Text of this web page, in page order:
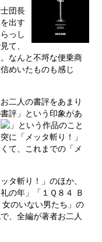
団長
出す
っし
て、
なんと不埒な便乗商
めいたものも感じ
二人の書評をあまり
評」という印象があ
」という作品のこと
に「メッタ斬り！」
て、これまでの「メ
タ斬り！」のほか、
の年」「１Ｑ８４ Ｂ
のいない男たち」の
、全編が著者お二人